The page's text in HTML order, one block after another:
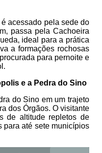
acessado pela sede do
passa pela Cachoeira
ideal para a prática
a formações rochosas
para pernoite e
e a Pedra do Sino
do Sino em um trajeto
dos Órgãos. O visitante
de altitude repletos de
para até sete municípios